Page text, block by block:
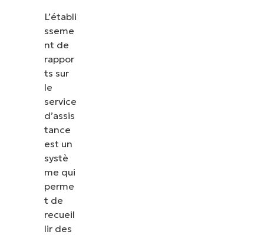
L’établi
sseme
nt de
rappor
ts sur
le
service
d’assis
tance
est un
systè
me qui
perme
t de
recueil
lir des